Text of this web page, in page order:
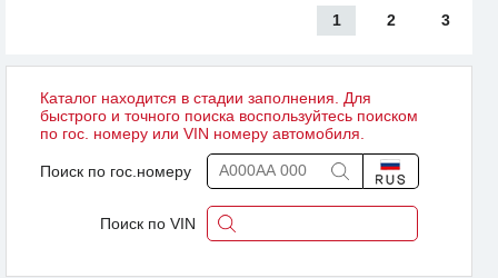
1 2 3
Каталог находится в стадии заполнения. Для
быстрого и точного поиска воспользуйтесь поиском
по гос. номеру или VIN номеру автомобиля.
Поиск по гос.номеру
Поиск по VIN